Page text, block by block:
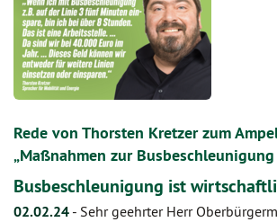
Rede von Thorsten Kretzer zum
„Maßnahmen zur
Busbeschleunigung ist
02.02.24 - Sehr geehrter Herr